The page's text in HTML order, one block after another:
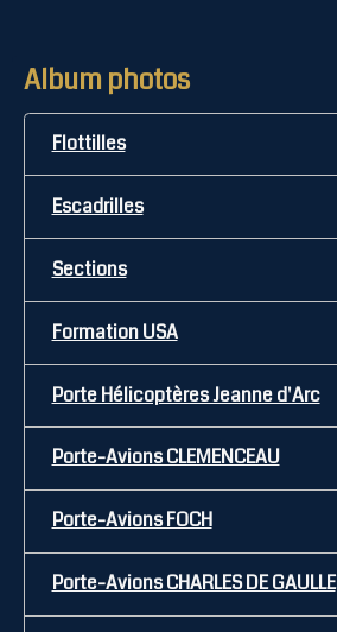
Album photos
Flottilles
Escadrilles
Sections
Formation USA
Porte Hélicoptères Jeanne d'Arc
Porte-Avions CLEMENCEAU
Porte-Avions FOCH
Porte-Avions CHARLES DE GAULLE